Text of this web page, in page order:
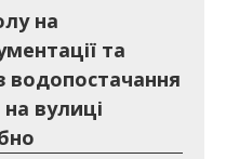
на
та
водопостачання
вулиці